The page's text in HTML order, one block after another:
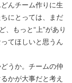
んチーム作りに生
にとっては、まだ
、もっと“上”があり
てほしいと思うん
うか。チームの仲
かが大事だと考え